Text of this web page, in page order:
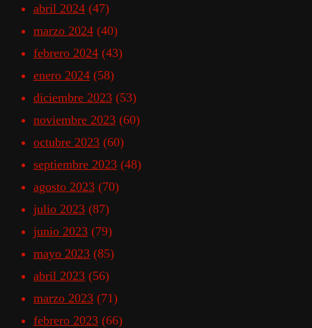
abril 2024 (47)
marzo 2024 (40)
febrero 2024 (43)
enero 2024 (58)
diciembre 2023 (53)
noviembre 2023 (60)
octubre 2023 (60)
septiembre 2023 (48)
agosto 2023 (70)
julio 2023 (87)
junio 2023 (79)
mayo 2023 (85)
abril 2023 (56)
marzo 2023 (71)
febrero 2023 (66)